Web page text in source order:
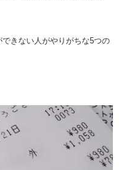
きない人がやりがちな5つの